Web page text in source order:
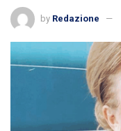
by Redazione